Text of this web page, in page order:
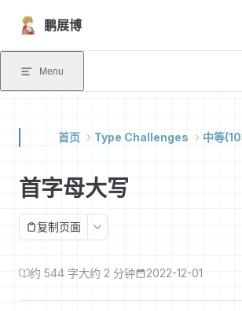
Skip to content
鹏展博
Menu
首页 Type Challenges 中等
首字母大写
复制页面
约 544 字大约 2 分钟 2022-12-01